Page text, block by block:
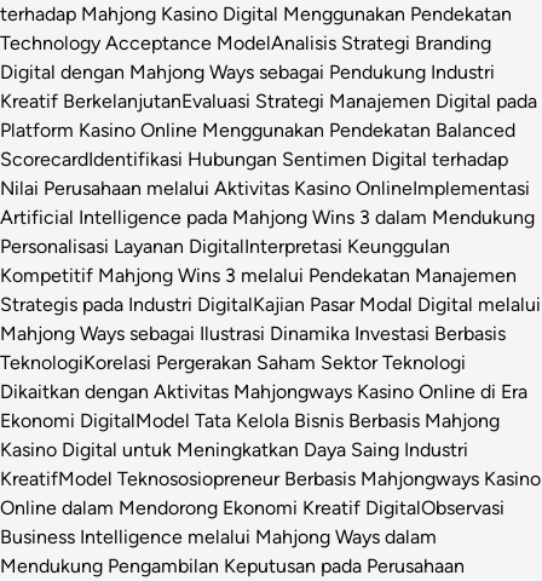
terhadap Mahjong Kasino Digital Menggunakan Pendekatan
Technology Acceptance ModelAnalisis Strategi Branding
Digital dengan Mahjong Ways sebagai Pendukung Industri
Kreatif BerkelanjutanEvaluasi Strategi Manajemen Digital pada
Platform Kasino Online Menggunakan Pendekatan Balanced
ScorecardIdentifikasi Hubungan Sentimen Digital terhadap
Nilai Perusahaan melalui Aktivitas Kasino OnlineImplementasi
Artificial Intelligence pada Mahjong Wins 3 dalam Mendukung
Personalisasi Layanan DigitalInterpretasi Keunggulan
Kompetitif Mahjong Wins 3 melalui Pendekatan Manajemen
Strategis pada Industri DigitalKajian Pasar Modal Digital melalui
Mahjong Ways sebagai Ilustrasi Dinamika Investasi Berbasis
TeknologiKorelasi Pergerakan Saham Sektor Teknologi
Dikaitkan dengan Aktivitas Mahjongways Kasino Online di Era
Ekonomi DigitalModel Tata Kelola Bisnis Berbasis Mahjong
Kasino Digital untuk Meningkatkan Daya Saing Industri
KreatifModel Teknososiopreneur Berbasis Mahjongways Kasino
Online dalam Mendorong Ekonomi Kreatif DigitalObservasi
Business Intelligence melalui Mahjong Ways dalam
Mendukung Pengambilan Keputusan pada Perusahaan